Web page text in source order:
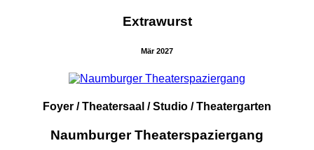
Extrawurst
Mär 2027
Foyer / Theatersaal / Studio / Theatergarten
Naumburger Theaterspaziergang